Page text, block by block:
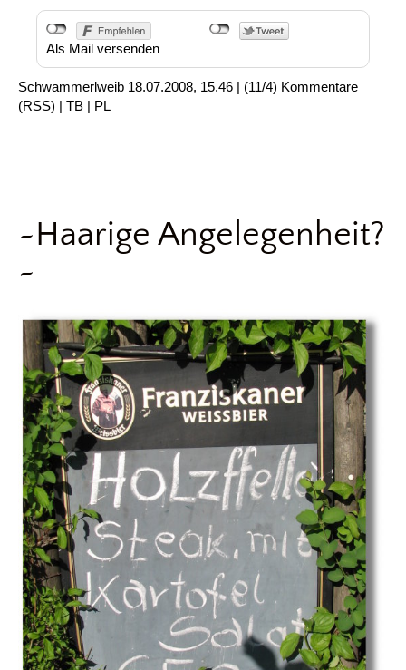
Als Mail versenden
Schwammerlweib 18.07.2008, 15.46 | (11/4) Kommentare
(RSS) | TB | PL
~Haarige Angelegenheit?
~